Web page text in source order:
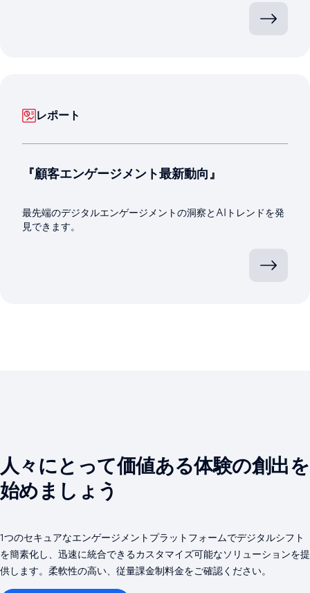
レポート
『顧客エンゲージメント最新動向』
最先端のデジタルエンゲージメントの洞察とAIトレンドを発
見できます。
人々にとって価値ある体験の創出を
始めましょう
1つのセキュアなエンゲージメントプラットフォームでデジタルシフト
を簡素化し、迅速に統合できるカスタマイズ可能なソリューションを提
供します。柔軟性の高い、従量課金制料金をご確認ください。